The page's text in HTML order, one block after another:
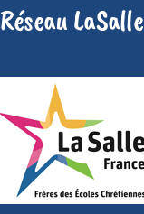
Réseau LaSalle